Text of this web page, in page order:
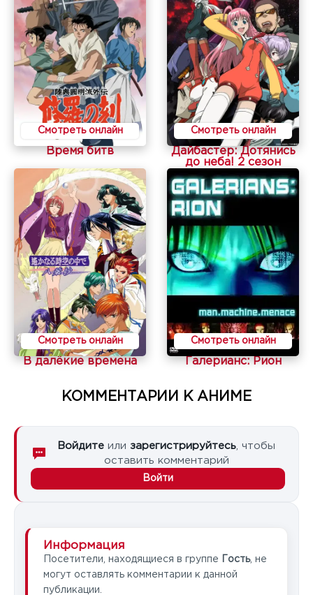
Смотреть онлайн
Время битв
Смотреть онлайн
Дайбастер: Дотянись
до неба! 2 сезон
Смотреть онлайн
В далёкие времена
Смотреть онлайн
Галерианс: Рион
КОММЕНТАРИИ К АНИМЕ
Войдите или зарегистрируйтесь , чтобы
оставить комментарий
Войти
Информация
Посетители, находящиеся в группе Гость, не
могут оставлять комментарии к данной
публикации.